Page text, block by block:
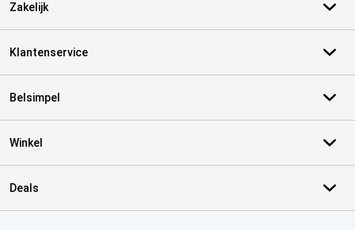
Zakelijk
Klantenservice
Belsimpel
Winkel
Deals